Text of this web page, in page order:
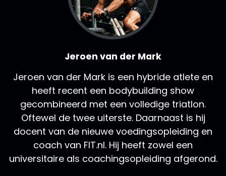
Jeroen van der Mark
Jeroen van der Mark is een hybride atlete en
heeft recent een bodybuilding show
gecombineerd met een volledige triatlon.
Oftewel de twee uiterste. Daarnaast is hij
docent van de nieuwe voedingsopleiding en
coach van FIT.nl. Hij heeft zowel een
universitaire als coachingsopleiding afgerond.